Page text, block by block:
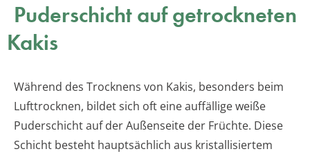
Puderschicht auf getrockneten
Kakis
Während des Trocknens von Kakis, besonders beim
Lufttrocknen, bildet sich oft eine auffällige weiße
Puderschicht auf der Außenseite der Früchte. Diese
Schicht besteht hauptsächlich aus kristallisiertem